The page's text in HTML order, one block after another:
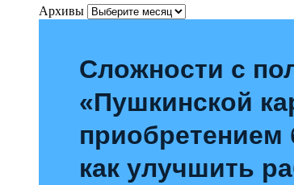
Архивы
Сложности с
«Пушкинской
приобретением
как улучшить